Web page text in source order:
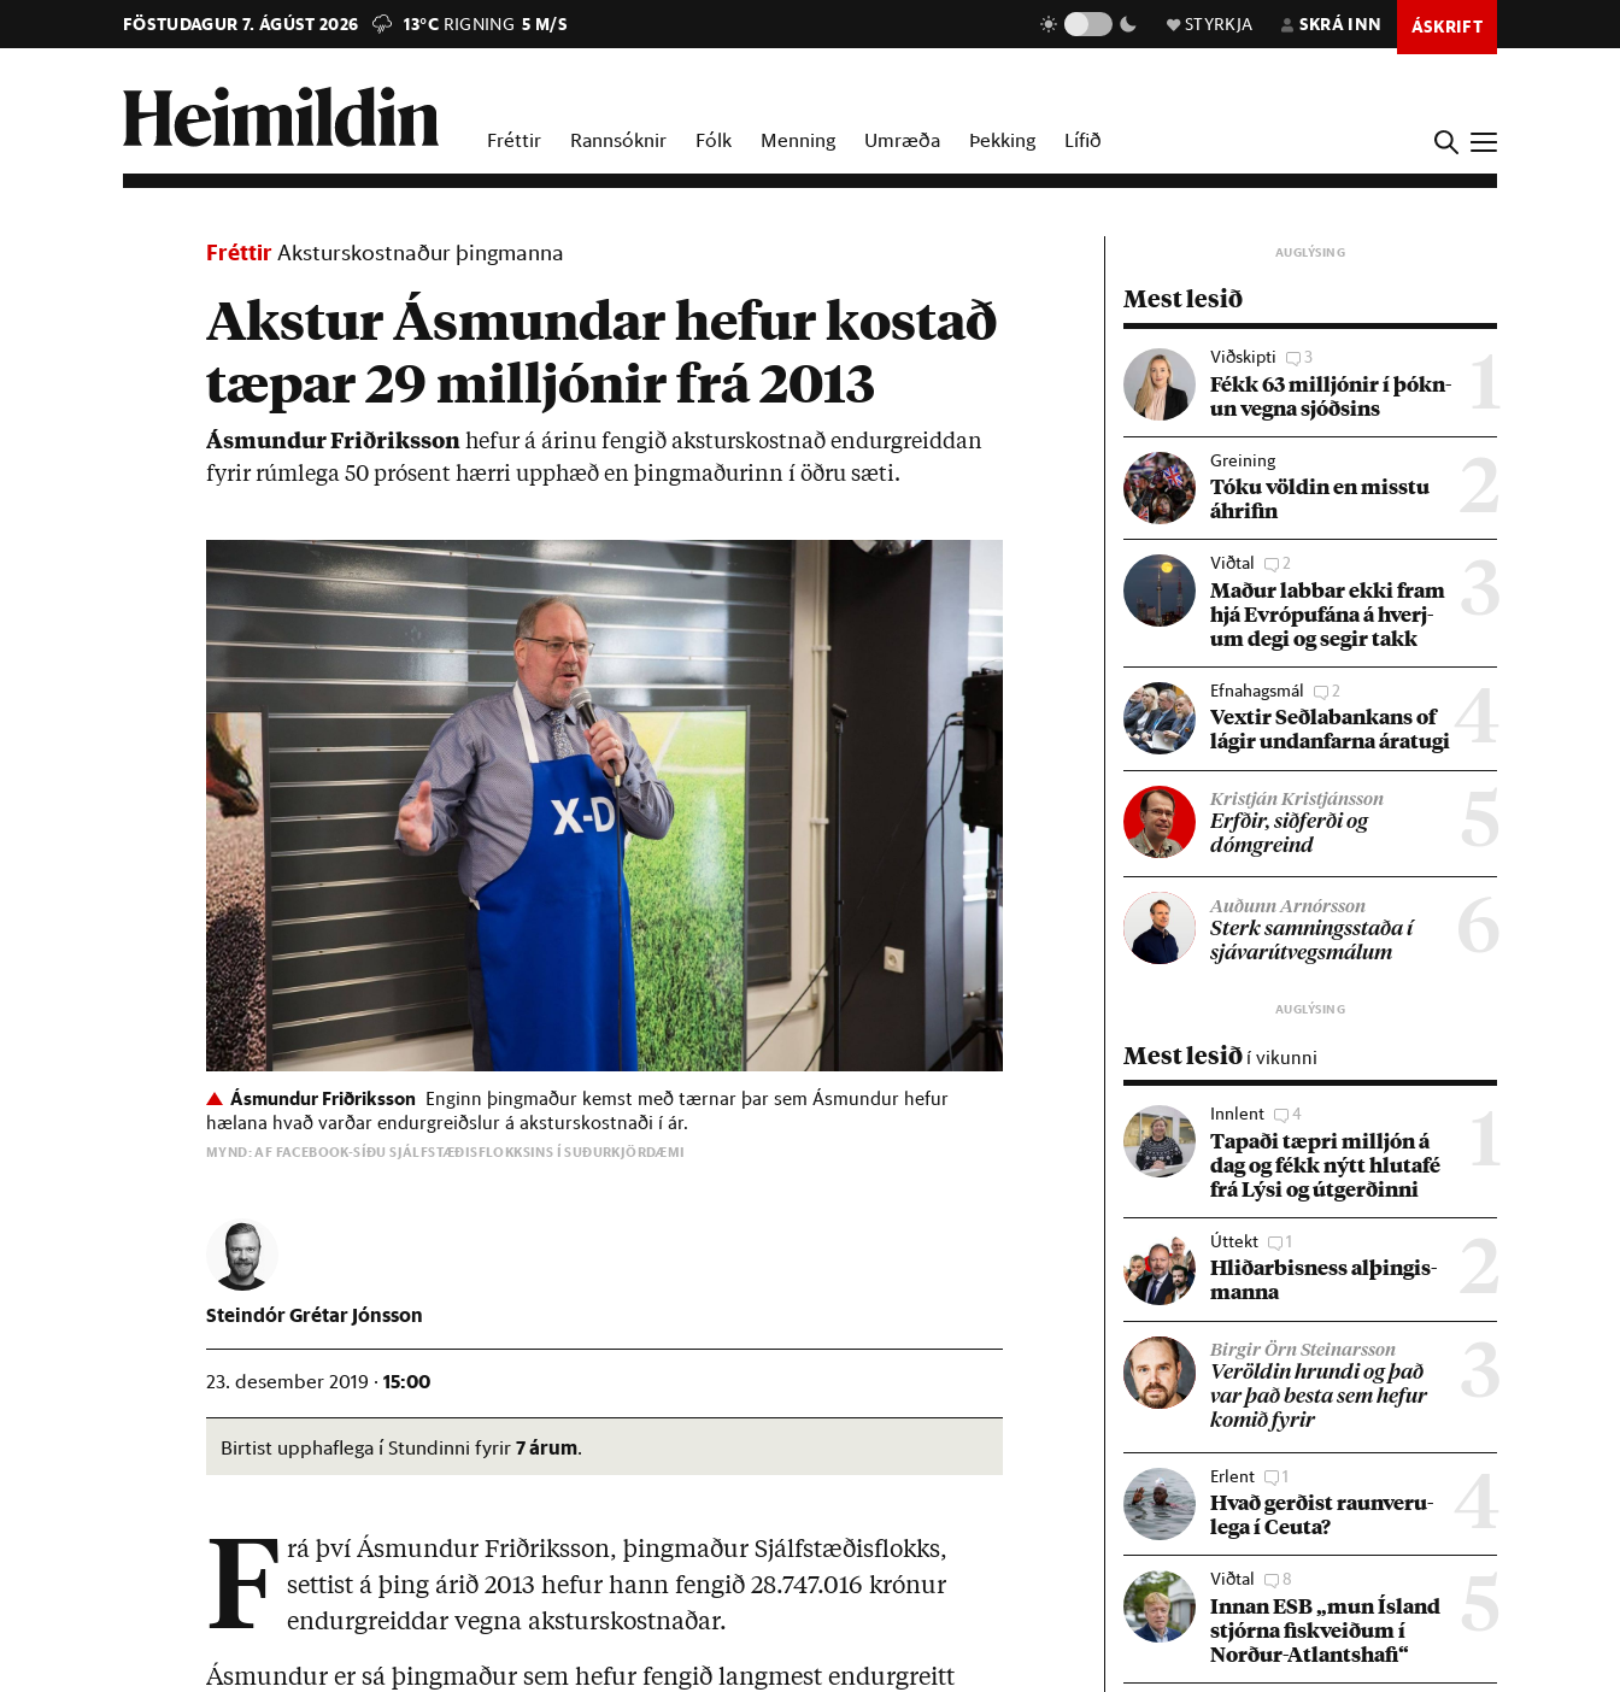
FÖSTUDAGUR 7. ÁGÚST 2026 13°C RIGNING 5 M/S STYRKJA SKRÁ INN ÁSKRIFT
Fréttir Rannsóknir Fólk Menning Umræða Þekking Lífið
FréttirAksturskostnaður þingmanna
Akstur Ásmundar hefur kostað
tæpar 29 milljónir frá 2013
Ásmund­ur Frið­riks­son hef­ur á ár­inu feng­ið akst­urs­kostn­að end­ur­greidd­an
fyr­ir rúm­lega 50 pró­sent hærri upp­hæð en þing­mað­ur­inn í öðru sæti.
Ásmundur Friðriksson Enginn þingmaður kemst með tærnar þar sem Ásmundur hefur
hælana hvað varðar endurgreiðslur á aksturskostnaði í ár.
MYND: AF FACEBOOK-SÍÐU SJÁLFSTÆÐISFLOKKSINS Í SUÐURKJÖRDÆMI
Steindór Grétar Jónsson
23. desember 2019 ·15:00
Birtist upphaflega í Stundinni fyrir7 árum.
F rá því Ásmundur Friðriksson, þingmaður Sjálfstæðisflokks,
settist á þing árið 2013 hefur hann fengið 28.747.016 krónur
endurgreiddar vegna aksturskostnaðar.
Ásmundur er sá þingmaður sem hefur fengið langmest endurgreitt
Mest lesið
1
Viðskipti 3
Fékk 63 millj­ón­ir í þókn­
un vegna sjóðs­ins
2
Greining
Tóku völd­in en misstu
áhrif­in
3
Viðtal 2
Mað­ur labb­ar ekki fram
hjá Evr­ópuf­ána á hverj­
um degi og seg­ir takk
4
Efnahagsmál 2
Vext­ir Seðla­bank­ans of
lág­ir und­an­farna ára­tugi
5
Kristján Kristjánsson
Erfð­ir, sið­ferði og
dómgreind
6
Auðunn Arnórsson
Sterk samn­ings­staða í
sjáv­ar­út­vegs­mál­um
Mest lesið í vikunni
1
Innlent 4
Tap­aði tæpri millj­ón á
dag og fékk nýtt hluta­fé
frá Lýsi og út­gerð­inni
2
Úttekt 1
Hlið­ar­bis­ness al­þing­is­
manna
3
Birgir Örn Steinarsson
Ver­öld­in hrundi og það
var það besta sem hef­ur
kom­ið fyr­ir
4
Erlent 1
Hvað gerð­ist raun­veru­
lega í Ceuta?
5
Viðtal 8
Inn­an ESB „mun Ís­land
stjórna fisk­veið­um í
Norð­ur-Atlants­hafi“